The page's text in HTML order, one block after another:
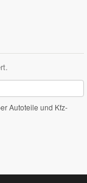
Autoteile und Kfz-